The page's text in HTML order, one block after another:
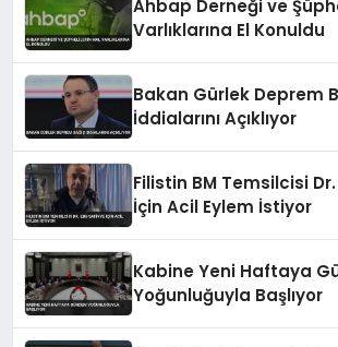
Ahbap Derneği ve
Varlıklarına El Konuldu
Bakan Gürlek Deprem
İddialarını Açıklıyor
Filistin BM Temsilcisi
İçin Acil Eylem İstiyor
Kabine Yeni Haftaya
Yoğunluğuyla Başlıyor